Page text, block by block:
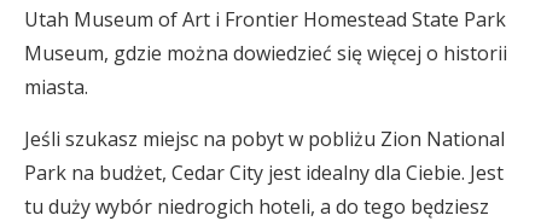
Utah Museum of Art i Frontier Homestead State Park
Museum, gdzie można dowiedzieć się więcej o historii
miasta.
Jeśli szukasz miejsc na pobyt w pobliżu Zion National
Park na budżet, Cedar City jest idealny dla Ciebie. Jest
tu duży wybór niedrogich hoteli, a do tego będziesz